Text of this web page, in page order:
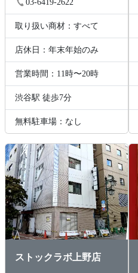
03-6419-2622
取り扱い商材：すべて
店休日：年末年始のみ
営業時間：11時〜20時
渋谷駅 徒歩7分
無料駐車場：なし
ストックラボ上野店